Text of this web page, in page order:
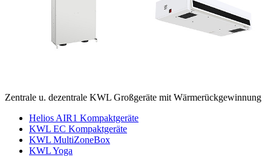
Zentrale u. dezentrale KWL Großgeräte mit Wärmerückgewinnung
Helios AIR1 Kompaktgeräte
KWL EC Kompaktgeräte
KWL MultiZoneBox
KWL Yoga